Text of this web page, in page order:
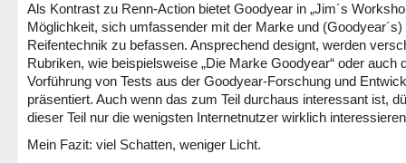
Als Kontrast zu Renn-Action bietet Goodyear in „Jim´s
Möglichkeit, sich umfassender mit der Marke und (Goodyear´s)
Reifentechnik zu befassen. Ansprechend designt, werden
Rubriken, wie beispielsweise „Die Marke Goodyear“ oder auch
Vorführung von Tests aus der Goodyear-Forschung und
präsentiert. Auch wenn das zum Teil durchaus interessant ist,
dieser Teil nur die wenigsten Internetnutzer wirklich
Mein Fazit: viel Schatten, weniger Licht.